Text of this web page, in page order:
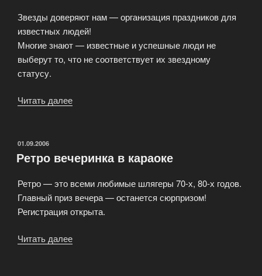
Звезды доверяют нам — организация праздников для
известных людей!
Многие знают — известные и успешные люди не
выберут то, что не соответствует их звездному
статусу.
Читать далее
ОПУБЛИКОВАНО
01.09.2006
Ретро вечеринка в караоке
Ретро — это всеми любимые шлягеры 70-х, 80-х годов.
Главный приз вечера — останется сюрпризом!
Регистрация открыта.
Читать далее